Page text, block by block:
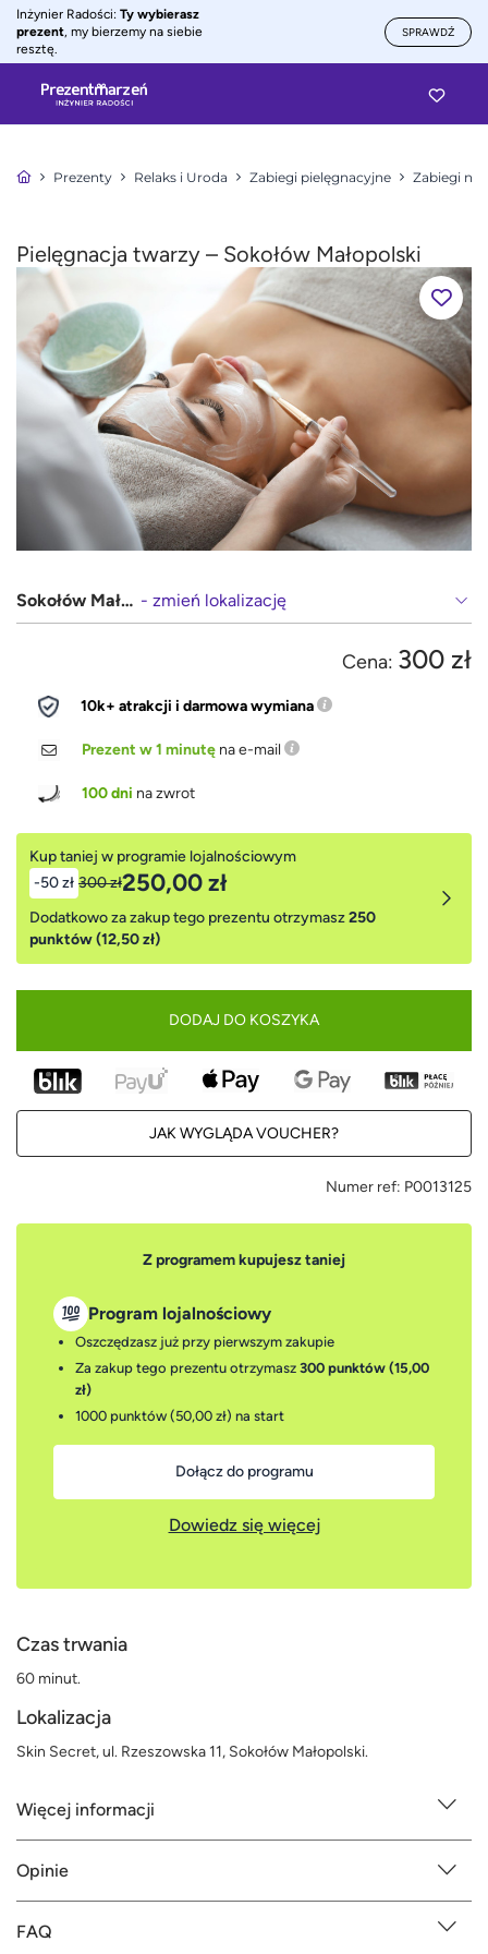
Inżynier Radości: Ty wybierasz
prezent, my bierzemy na siebie
resztę.
SPRAWDŹ
Prezenty Relaks i Uroda Zabiegi pielęgnacyjne Zabiegi na
Pielęgnacja twarzy – Sokołów Małopolski
Sokołów Małopolski - zmień lokalizację
Cena: 300 zł
10k+ atrakcji i darmowa wymiana
Prezent w 1 minutę na e-mail
100 dni na zwrot
Kup taniej w programie lojalnościowym
-50 zł 300 zł250,00 zł
Dodatkowo za zakup tego prezentu otrzymasz250
punktów (12,50 zł)
DODAJ DO KOSZYKA
JAK WYGLĄDA VOUCHER?
Numer ref: P0013125
Z programem kupujesz taniej
Program lojalnościowy
Oszczędzasz już przy pierwszym zakupie
Za zakup tego prezentu otrzymasz 300 punktów (15,00
zł)
1000 punktów (50,00 zł) na start
Dołącz do programu
Dowiedz się więcej
Czas trwania
60 minut.
Lokalizacja
Skin Secret, ul. Rzeszowska 11, Sokołów Małopolski.
Więcej informacji
Opinie
FAQ